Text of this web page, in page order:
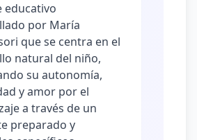
educativo
por María
que se centra en el
natural del niño,
su autonomía,
y amor por el
a través de un
preparado y